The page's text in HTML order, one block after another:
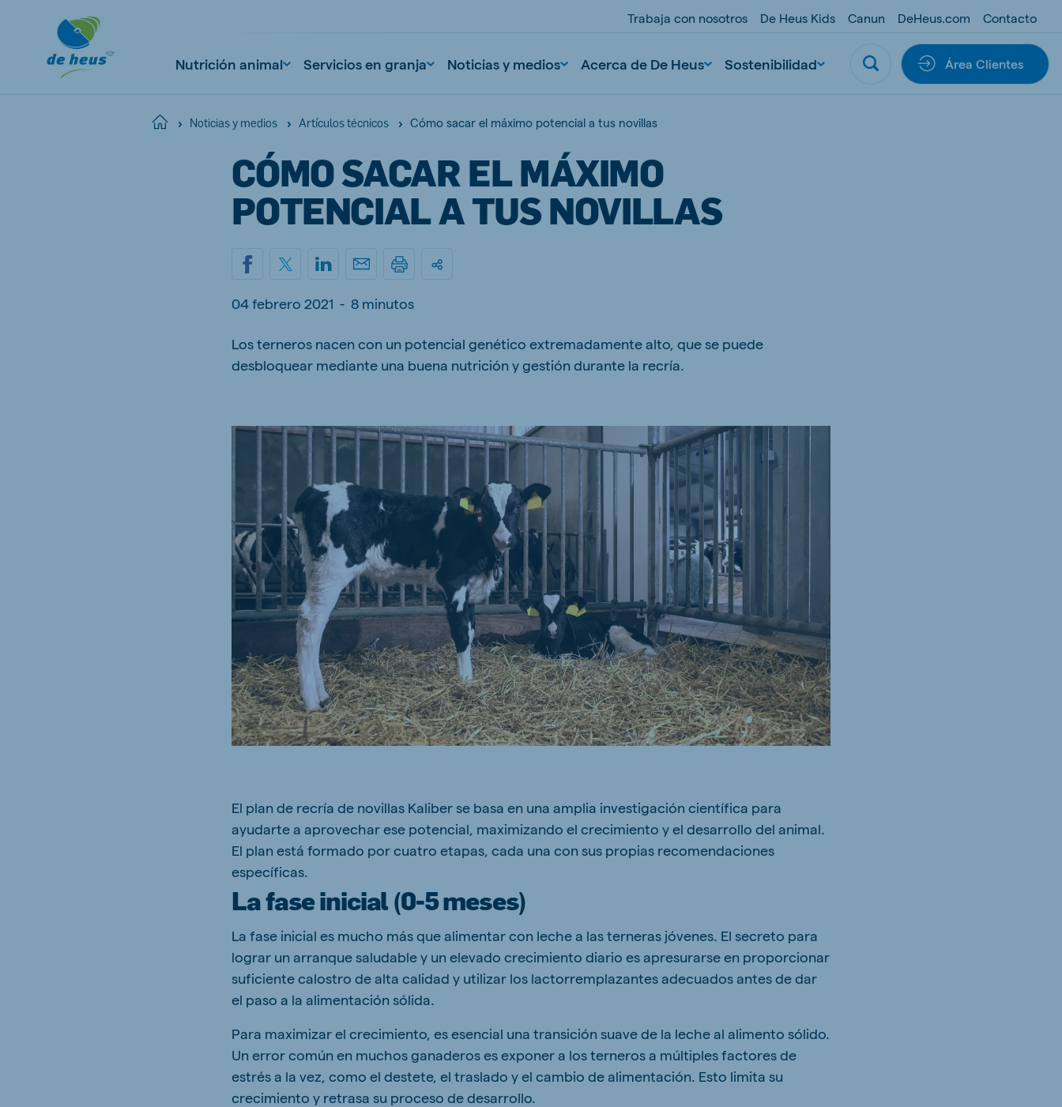
Trabaja con nosotros De Heus Kids Canun DeHeus.com Contacto
Nutrición animal Servicios en granja Noticias y medios Acerca de De Heus Sostenibilidad Área Clientes
Home Noticias y medios Artículos técnicos Cómo sacar el máximo potencial a tus novillas
CÓMO SACAR EL MÁXIMO
POTENCIAL A TUS NOVILLAS
04 febrero 2021 - 8 minutos
Los terneros nacen con un potencial genético extremadamente alto, que se puede
desbloquear mediante una buena nutrición y gestión durante la recría.
El plan de recría de novillas Kaliber se basa en una amplia investigación científica para
ayudarte a aprovechar ese potencial, maximizando el crecimiento y el desarrollo del animal.
El plan está formado por cuatro etapas, cada una con sus propias recomendaciones
específicas.
La fase inicial (0-5 meses)
La fase inicial es mucho más que alimentar con leche a las terneras jóvenes. El secreto para
lograr un arranque saludable y un elevado crecimiento diario es apresurarse en proporcionar
suficiente calostro de alta calidad y utilizar los lactorremplazantes adecuados antes de dar
el paso a la alimentación sólida.
Para maximizar el crecimiento, es esencial una transición suave de la leche al alimento sólido.
Un error común en muchos ganaderos es exponer a los terneros a múltiples factores de
estrés a la vez, como el destete, el traslado y el cambio de alimentación. Esto limita su
crecimiento y retrasa su proceso de desarrollo.
Spanish Serbian
Slovakia
Myanmar
Burmese
Indonesia
Indonesian
India
English
South Africa
English
Ghana (Koudijs)
English
Ethiopia (Koudijs)
English
Ukraine (Koudijs)
Ukrainian
Russia (Koudijs)
Russian